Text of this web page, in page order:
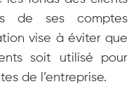
de ses comptes
vise à éviter que
soit utilisé pour
de l’entreprise.